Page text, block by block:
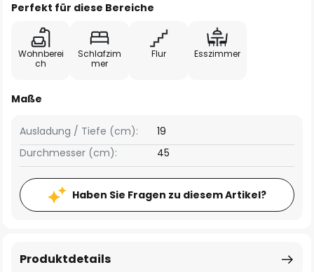
Perfekt für diese Bereiche
Wohnberei
ch
Schlafzim
mer
Flur Esszimmer
Maße
Ausladung / Tiefe (cm):
19
Durchmesser (cm):
45
Haben Sie Fragen zu diesem Artikel?
Produktdetails